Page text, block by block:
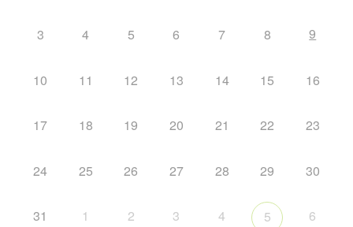
3 4 5 6 7 8 9
10 11 12 13 14 15 16
17 18 19 20 21 22 23
24 25 26 27 28 29 30
31 1 2 3 4 5 6